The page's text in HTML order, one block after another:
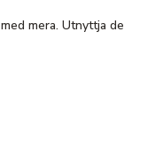
med mera. Utnyttja de